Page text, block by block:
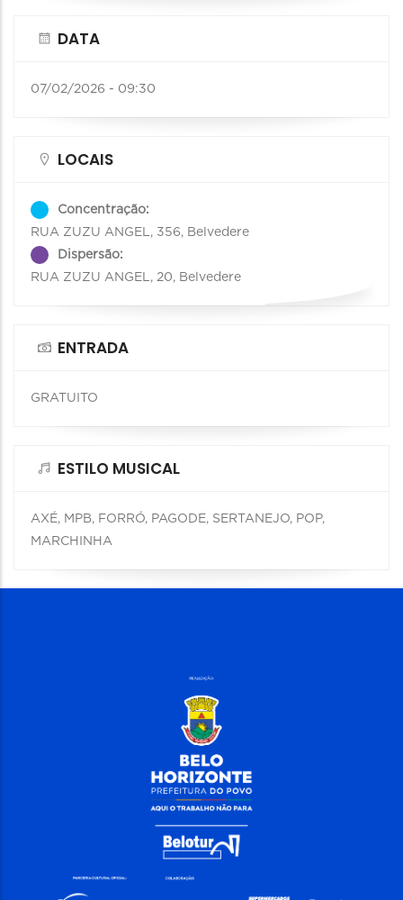
DATA
07/02/2026 - 09:30
LOCAIS
Concentração:
RUA ZUZU ANGEL, 356, Belvedere
Dispersão:
RUA ZUZU ANGEL, 20, Belvedere
ENTRADA
GRATUITO
ESTILO MUSICAL
AXÉ, MPB, FORRÓ, PAGODE, SERTANEJO, POP,
MARCHINHA